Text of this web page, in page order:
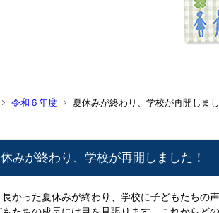
令和６年度 夏休みが終わり、学校が再開しまし
みが終わり、学校が再開しました！
かった夏休みが終わり、学校に子どもたちの